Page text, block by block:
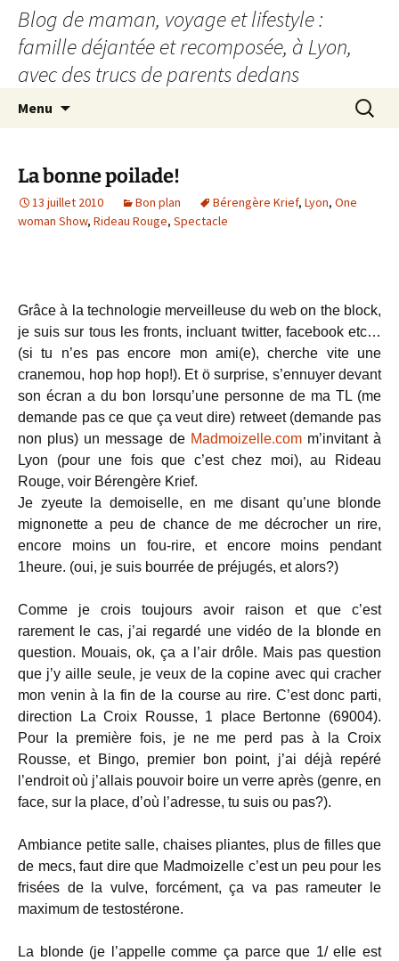
Blog de maman, voyage et lifestyle :
famille déjantée et recomposée, à Lyon,
avec des trucs de parents dedans
Menu
La bonne poilade!
13 juillet 2010 Bon plan Bérengère Krief, Lyon, One
woman Show, Rideau Rouge, Spectacle
Grâce à la technologie merveilleuse du web on the block,
je suis sur tous les fronts, incluant twitter, facebook etc…
(si tu n’es pas encore mon ami(e), cherche vite une
cranemou, hop hop hop!). Et ö surprise, s’ennuyer devant
son écran a du bon lorsqu’une personne de ma TL (me
demande pas ce que ça veut dire) retweet (demande pas
non plus) un message de Madmoizelle.comm’invitant à
Lyon (pour une fois que c’est chez moi), au Rideau
Rouge, voir Bérengère Krief.
Je zyeute la demoiselle, en me disant qu’une blonde
mignonette a peu de chance de me décrocher un rire,
encore moins un fou-rire, et encore moins pendant
1heure. (oui, je suis bourrée de préjugés, et alors?)
Comme je crois toujours avoir raison et que c’est
rarement le cas, j’ai regardé une vidéo de la blonde en
question. Mouais, ok, ça a l’air drôle. Mais pas question
que j’y aille seule, je veux de la copine avec qui cracher
mon venin à la fin de la course au rire. C’est donc parti,
direction La Croix Rousse, 1 place Bertonne (69004).
Pour la première fois, je ne me perd pas à la Croix
Rousse, et Bingo, premier bon point, j’ai déjà repéré
l’endroit où j’allais pouvoir boire un verre après (genre, en
face, sur la place, d’où l’adresse, tu suis ou pas?).
Ambiance petite salle, chaises pliantes, plus de filles que
de mecs, faut dire que Madmoizelle c’est un peu pour les
frisées de la vulve, forcément, ça va pas rameuter le
maximum de testostérone.
La blonde (je l’appelle comme ça parce que 1/ elle est